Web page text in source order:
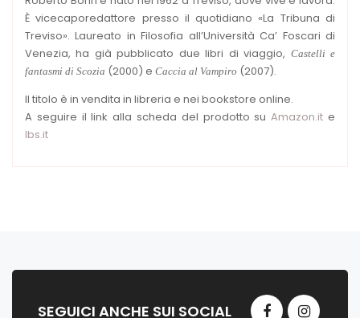
È vicecaporedattore presso il quotidiano «La Tribuna di
Treviso». Laureato in Filosofia all’Università Ca’ Foscari di
Venezia, ha già pubblicato due libri di viaggio, Castelli e
fantasmi di Scozia (2000) e Caccia al Vampiro (2007).
Il titolo è in vendita in libreria e nei bookstore online.
A seguire il link alla scheda del prodotto suAmazon.it e
Ibs.it
SEGUICI ANCHE SUI SOCIAL